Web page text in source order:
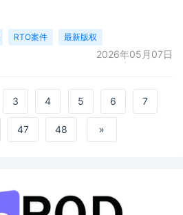
RTO案件 最新版权
2026年05月07日
3 4 5 6 7
47 48 »